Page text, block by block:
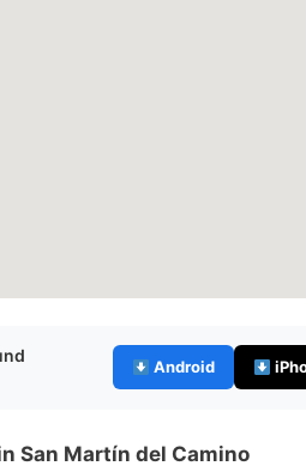
Android
San Martín del Camino